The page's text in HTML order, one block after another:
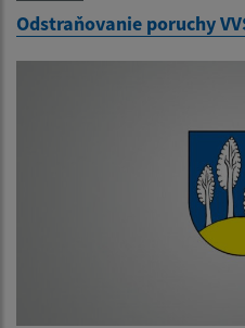
Odstraňovanie poruchy